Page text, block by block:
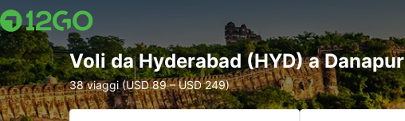
Voli da Hyderabad (HYD) a Danapur
38 viaggi (USD 89 – USD 249)